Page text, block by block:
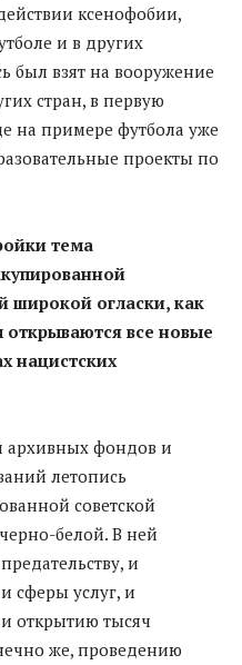
ксенофобии,
и в других
был взят на вооружение
стран, в первую
на примере футбола уже
проекты по
тема
широкой огласки, как
открываются все новые
нацистских
архивных фондов и
летопись
советской
белой. В ней
и
сферы услуг, и
открытию тысяч
же, проведению